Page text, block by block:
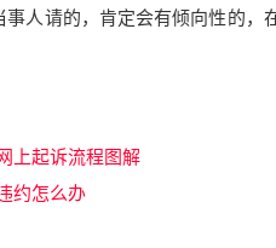
人请的，肯定会有倾向性的
上起诉流程图解
约怎么办